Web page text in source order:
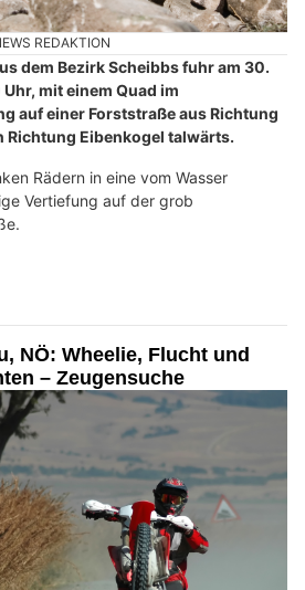
REDAKTION
dem Bezirk Scheibbs fuhr am 30.
mit einem Quad im
auf einer Forststraße aus Richtung
Richtung Eibenkogel talwärts.
Rädern in eine vom Wasser
Vertiefung auf der grob
NÖ: Wheelie, Flucht und
– Zeugensuche